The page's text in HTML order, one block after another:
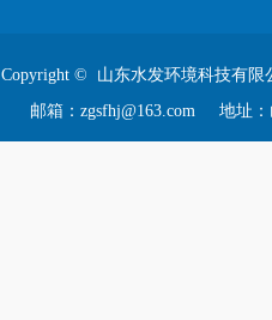
Copyright © 山东水发环境科技有
邮箱：zgsfhj@163.com 地址